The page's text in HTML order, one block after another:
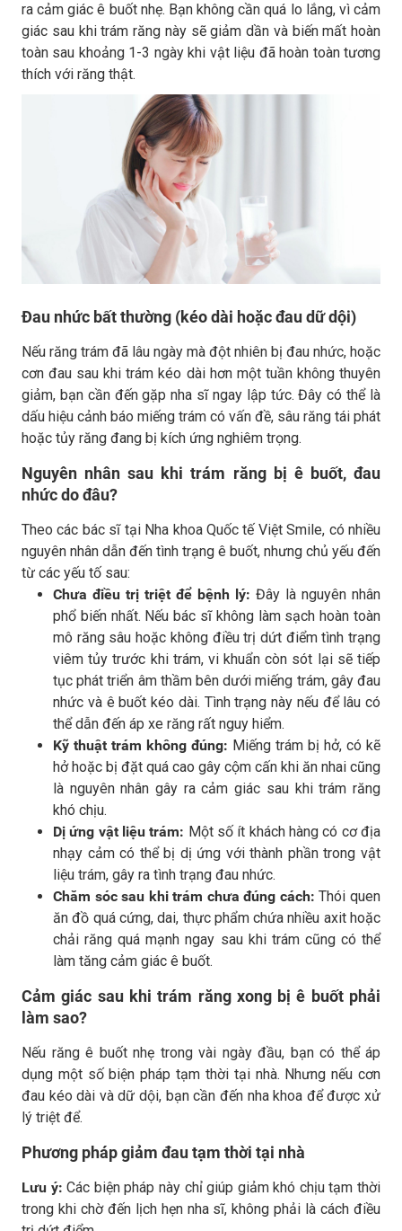
ra cảm giác ê buốt nhẹ. Bạn không cần quá lo lắng, vì cảm
giác sau khi trám răng này sẽ giảm dần và biến mất hoàn
toàn sau khoảng 1-3 ngày khi vật liệu đã hoàn toàn tương
thích với răng thật.
Đau nhức bất thường (kéo dài hoặc đau dữ dội)
Nếu răng trám đã lâu ngày mà đột nhiên bị đau nhức, hoặc
cơn đau sau khi trám kéo dài hơn một tuần không thuyên
giảm, bạn cần đến gặp nha sĩ ngay lập tức. Đây có thể là
dấu hiệu cảnh báo miếng trám có vấn đề, sâu răng tái phát
hoặc tủy răng đang bị kích ứng nghiêm trọng.
Nguyên nhân sau khi trám răng bị ê buốt, đau
nhức do đâu?
Theo các bác sĩ tại Nha khoa Quốc tế Việt Smile, có nhiều
nguyên nhân dẫn đến tình trạng ê buốt, nhưng chủ yếu đến
từ các yếu tố sau:
Chưa điều trị triệt để bệnh lý: Đây là nguyên nhân
phổ biến nhất. Nếu bác sĩ không làm sạch hoàn toàn
mô răng sâu hoặc không điều trị dứt điểm tình trạng
viêm tủy trước khi trám, vi khuẩn còn sót lại sẽ tiếp
tục phát triển âm thầm bên dưới miếng trám, gây đau
nhức và ê buốt kéo dài. Tình trạng này nếu để lâu có
thể dẫn đến áp xe răng rất nguy hiểm.
Kỹ thuật trám không đúng: Miếng trám bị hở, có kẽ
hở hoặc bị đặt quá cao gây cộm cấn khi ăn nhai cũng
là nguyên nhân gây ra cảm giác sau khi trám răng
khó chịu.
Dị ứng vật liệu trám: Một số ít khách hàng có cơ địa
nhạy cảm có thể bị dị ứng với thành phần trong vật
liệu trám, gây ra tình trạng đau nhức.
Chăm sóc sau khi trám chưa đúng cách: Thói quen
ăn đồ quá cứng, dai, thực phẩm chứa nhiều axit hoặc
chải răng quá mạnh ngay sau khi trám cũng có thể
làm tăng cảm giác ê buốt.
Cảm giác sau khi trám răng xong bị ê buốt phải
làm sao?
Nếu răng ê buốt nhẹ trong vài ngày đầu, bạn có thể áp
dụng một số biện pháp tạm thời tại nhà. Nhưng nếu cơn
đau kéo dài và dữ dội, bạn cần đến nha khoa để được xử
lý triệt để.
Phương pháp giảm đau tạm thời tại nhà
Lưu ý:Các biện pháp này chỉ giúp giảm khó chịu tạm thời
trong khi chờ đến lịch hẹn nha sĩ, không phải là cách điều